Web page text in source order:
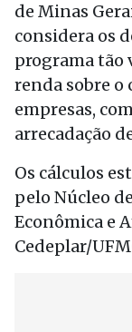
de Minas
considera os
programa tão
renda sobre o
empresas,
arrecadação
Os cálculos
pelo Núcleo
Econômica e
Cedeplar/